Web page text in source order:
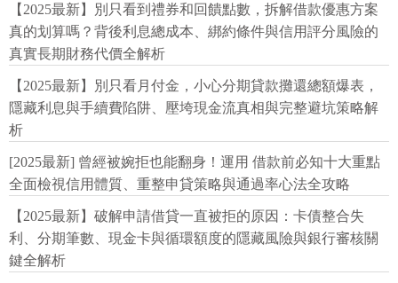
【2025最新】別只看到禮券和回饋點數，拆解借款優惠方案
真的划算嗎？背後利息總成本、綁約條件與信用評分風險的
真實長期財務代價全解析
【2025最新】別只看月付金，小心分期貸款攤還總額爆表，
隱藏利息與手續費陷阱、壓垮現金流真相與完整避坑策略解
析
[2025最新] 曾經被婉拒也能翻身！運用 借款前必知十大重點
全面檢視信用體質、重整申貸策略與通過率心法全攻略
【2025最新】破解申請借貸一直被拒的原因：卡債整合失
利、分期筆數、現金卡與循環額度的隱藏風險與銀行審核關
鍵全解析